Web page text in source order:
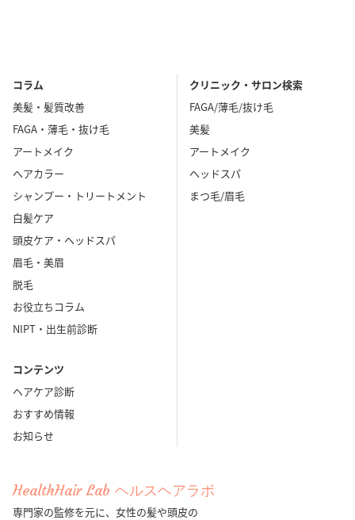
コラム
美髪・髪質改善
FAGA・薄毛・抜け毛
アートメイク
ヘアカラー
シャンプー・トリートメント
白髪ケア
頭皮ケア・ヘッドスパ
眉毛・美眉
脱毛
お役立ちコラム
NIPT・出生前診断
コンテンツ
ヘアケア診断
おすすめ情報
お知らせ
クリニック・サロン検索
FAGA/薄毛/抜け毛
美髪
アートメイク
ヘッドスパ
まつ毛/眉毛
HealthHair Lab ヘルスヘアラボ
専門家の監修を元に、女性の髪や頭皮の